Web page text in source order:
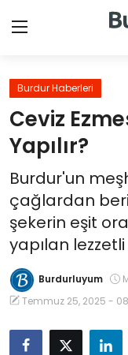
Giriş Yap
Ana Sayfa
Canlı Destek
Haberler
Burdur İlçeleri
Sektörel
Videolar
Burdur Haberleri
Ceviz
Yapılır?
Burdur'un
çağlardan
şekerin eşit
yapılan lezzetli
Burdurluyum
Temmuz 25, 2025 -